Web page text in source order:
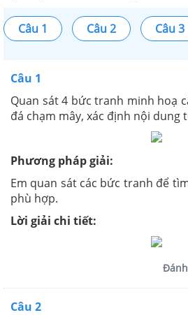
Câu 1 Câu 2 Câu 3
Câu 1
Quan sát 4 bức tranh minh hoạ
đá chạm mây, xác định nội dung
Phương pháp giải:
Em quan sát các bức tranh để
phù hợp.
Lời giải chi tiết:
Câu 2